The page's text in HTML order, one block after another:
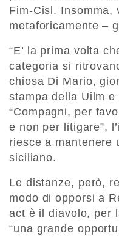
Fim-Cisl. Insomma,
metaforicamente –
“E’ la prima volta
categoria si
chiosa Di Mario,
stampa della Uilm
“Compagni, per
e non per litigare”,
riesce a mantenere
siciliano.
Le distanze, però,
modo di opporsi a
act è il diavolo, per
“una grande